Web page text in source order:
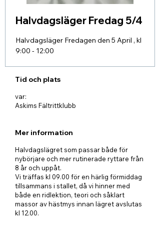
Halvdagsläger Fredag 5/4
Halvdagsläger Fredagen den 5 April , kl
Tid och plats
var:
Askims Fältrittklubb
Mer information
Halvdagslägret som passar både för
nybörjare och mer rutinerade ryttare från
8 år och uppåt.
Vi träffas kl 09.00 för en härlig förmiddag
tillsammans i stallet, då vi hinner med
både en ridlektion, teori och såklart
massor av hästmys innan lägret avslutas
kl 12.00.